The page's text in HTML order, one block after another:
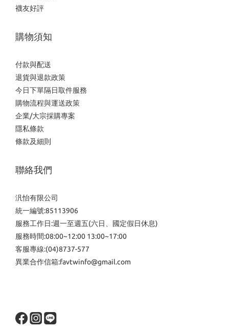
襪友好評
購物須知
付款與配送
退貨與退款政策
今日下單隔日取件服務
購物流程與運送政策
企業/大宗採購專案
隱私條款
條款及細則
聯絡我們
汎怡有限公司
統一編號:85113906
服務工作日:週一至週五(六日、國定假日休息)
服務時間:08:00~12:00 13:00~17:00
客服專線:(04)8737-577
異業合作信箱:favtwinfo@gmail.com